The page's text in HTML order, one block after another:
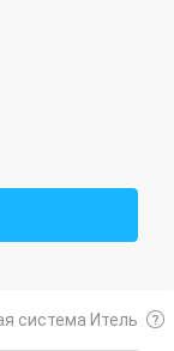
система Итель